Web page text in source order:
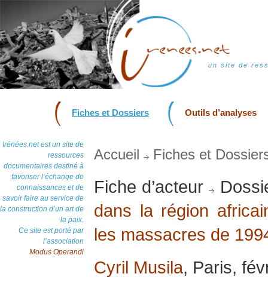
un site de
Fiches et Dossiers Outils d’analyses
Irénées.net est un site de
ressources
documentaires destiné à
favoriser l’échange de
connaissances et de
savoir faire au service de
la construction d’un art de
la paix.
Ce site est porté par
l’association
Modus Operandi
Accueil Fiches et
Fiche d’acteur
dans la région
les massacres de
Cyril Musila, Paris,